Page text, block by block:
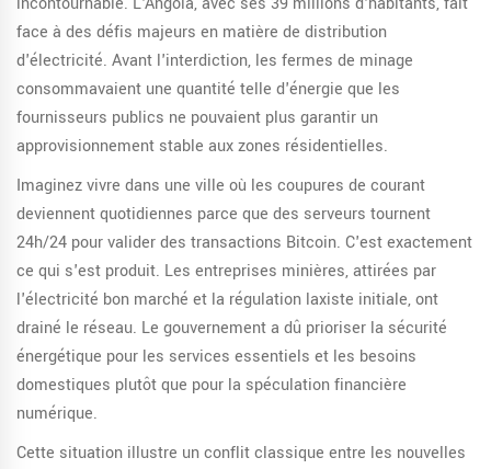
face à des défis majeurs en matière de distribution
d'électricité. Avant l'interdiction, les fermes de minage
consommavaient une quantité telle d'énergie que les
fournisseurs publics ne pouvaient plus garantir un
approvisionnement stable aux zones résidentielles.
Imaginez vivre dans une ville où les coupures de courant
deviennent quotidiennes parce que des serveurs tournent
24h/24 pour valider des transactions Bitcoin. C'est exactement
ce qui s'est produit. Les entreprises minières, attirées par
l'électricité bon marché et la régulation laxiste initiale, ont
drainé le réseau. Le gouvernement a dû prioriser la sécurité
énergétique pour les services essentiels et les besoins
domestiques plutôt que pour la spéculation financière
numérique.
Cette situation illustre un conflit classique entre les nouvelles